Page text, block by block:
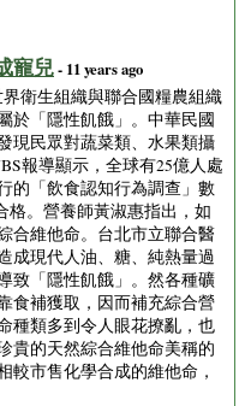
寵兒- 11 years ago
衛生組織與聯合國糧農組織
於「隱性飢餓」。中華民國
現民眾對蔬菜類、水果類攝
報導顯示，全球有25億人處
的「飲食認知行為調查」數
格。營養師黃淑惠指出，如
合維他命。台北市立聯合醫
成現代人油、糖、純熱量過
致「隱性飢餓」。然各種礦
食補獲取，因而補充綜合營
種類多到令人眼花撩亂，也
貴的天然綜合維他命美稱的
較市售化學合成的維他命，